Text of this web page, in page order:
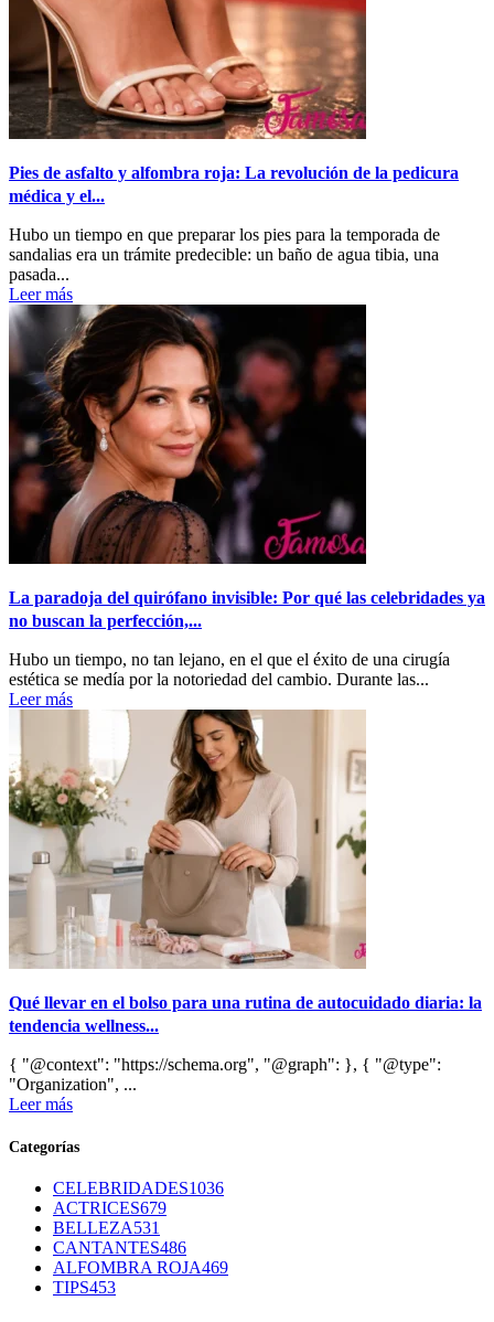
Pies de asfalto y alfombra roja: La revolución de la pedicura
médica y el...
Hubo un tiempo en que preparar los pies para la temporada de
sandalias era un trámite predecible: un baño de agua tibia, una
pasada...
Leer más
La paradoja del quirófano invisible: Por qué las celebridades ya
no buscan la perfección,...
Hubo un tiempo, no tan lejano, en el que el éxito de una cirugía
estética se medía por la notoriedad del cambio. Durante las...
Leer más
Qué llevar en el bolso para una rutina de autocuidado diaria: la
tendencia wellness...
{ "@context": "https://schema.org", "@graph": }, { "@type":
"Organization", ...
Leer más
Categorías
CELEBRIDADES1036
ACTRICES679
BELLEZA531
CANTANTES486
ALFOMBRA ROJA469
TIPS453